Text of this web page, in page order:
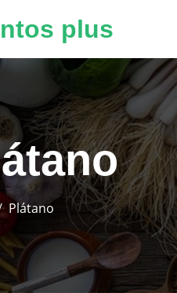
plus
Plátano